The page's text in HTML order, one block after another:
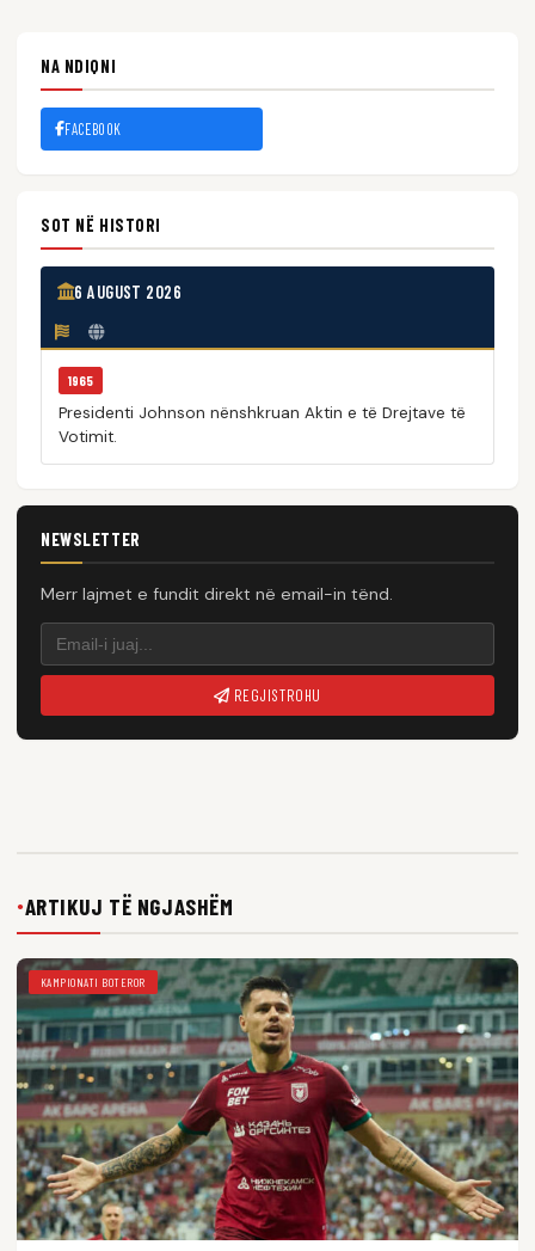
NA NDIQNI
FACEBOOK
SOT NË HISTORI
6 AUGUST 2026
1965
Presidenti Johnson nënshkruan Aktin e të Drejtave të
Votimit.
NEWSLETTER
Merr lajmet e fundit direkt në email-in tënd.
REGJISTROHU
●ARTIKUJ TË NGJASHËM
KAMPIONATI BOTEROR